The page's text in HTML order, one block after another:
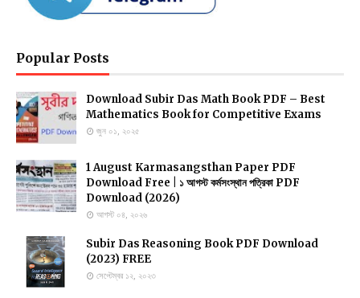
Popular Posts
Download Subir Das Math Book PDF – Best
Mathematics Book for Competitive Exams
জুন ০১, ২০২৫
1 August Karmasangsthan Paper PDF
Download Free | ১ আগস্ট কর্মসংস্থান পত্রিকা PDF
Download (2026)
আগস্ট ০৪, ২০২৬
Subir Das Reasoning Book PDF Download
(2023) FREE
সেপ্টেম্বর ১২, ২০২৩